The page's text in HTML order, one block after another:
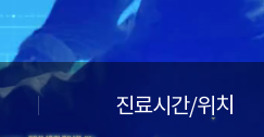
🏆대한민국 첫번째 '병원급' 지방
🏆지방흡입 고객 만족도 99.9% 최
🏆대한민국 최다 지방흡입 케이스
진료시간/위치